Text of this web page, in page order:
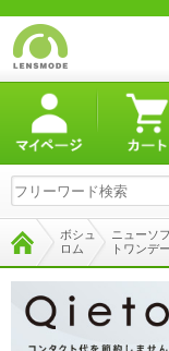
ボシュ
ロム
ニューソ
トワンデ